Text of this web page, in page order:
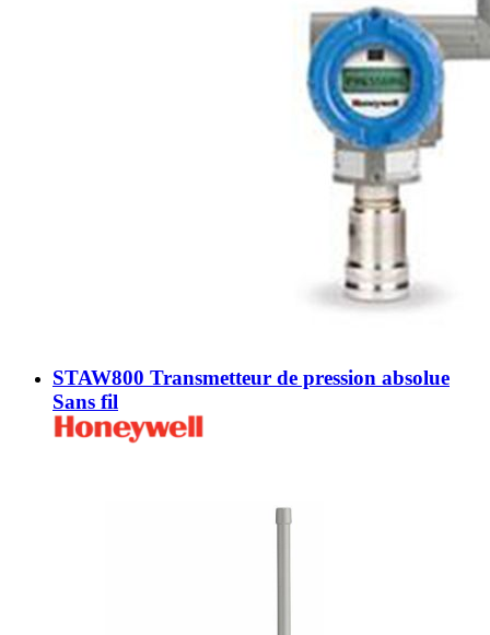
STAW800 Transmetteur de pression absolue
Sans fil